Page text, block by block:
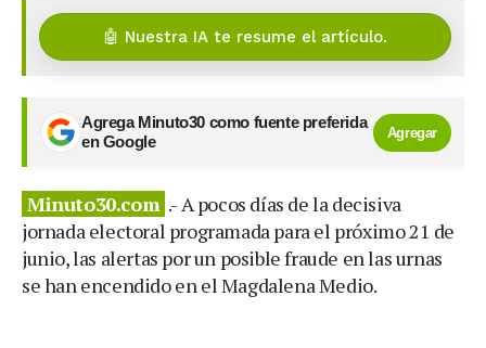
🤖 Nuestra IA te resume el artículo.
Agrega Minuto30 como fuente preferida
en Google
Agregar
Minuto30.com .- A pocos días de la decisiva
jornada electoral programada para el próximo 21 de
junio, las alertas por un posible fraude en las urnas
se han encendido en el Magdalena Medio.